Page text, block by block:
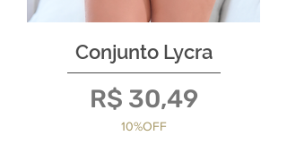
Conjunto Lycra
Preço
R$ 30,49
10%OFF